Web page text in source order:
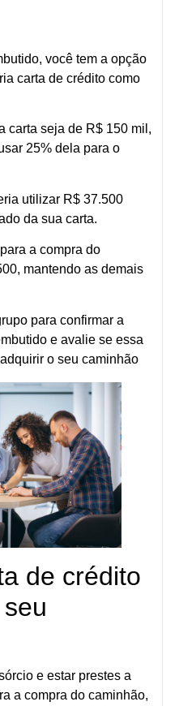
você tem a opção
carta de crédito como
carta seja de R$ 150 mil,
25% dela para o
utilizar R$ 37.500
da sua carta.
a compra do
mantendo as demais
para confirmar a
e avalie se essa
o seu caminhão
de crédito
e estar prestes a
a compra do caminhão,